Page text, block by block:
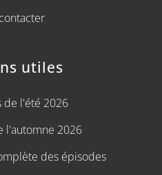
utiles
de l'été 2026
l'automne 2026
des épisodes